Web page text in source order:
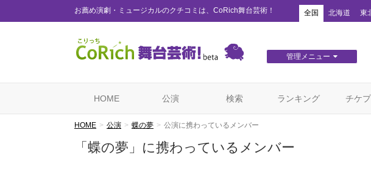
お薦め演劇・ミュージカルのクチコミは、CoRich舞台芸術！ 全国 北海道 東
管理メニュー
HOME 公演 検索 ランキング チケ
HOME 公演 蝶の夢 公演に携わっているメンバー
「蝶の夢」に携わっているメンバー